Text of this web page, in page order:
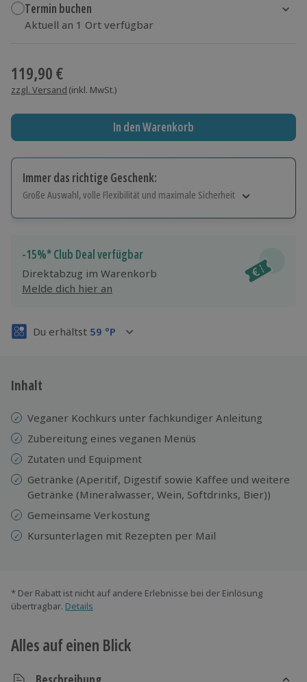
Termin buchen
Aktuell an 1 Ort verfügbar
119,90 €
zzgl. Versand (inkl. MwSt.)
In den Warenkorb
Immer das richtige Geschenk:
Große Auswahl, volle Flexibilität und maximale Sicherheit
Jeder Gutschein für alle Erlebnisse einlösbar.
Maximale Sicherheit
3 Jahre gültig & verlängerbar.
-15%* Club Deal verfügbar
Direktabzug im Warenkorb
Melde dich hier an
Du erhältst 59 °P
Inhalt
Veganer Kochkurs unter fachkundiger Anleitung
Zubereitung eines veganen Menüs
Zutaten und Equipment
Getränke (Aperitif, Digestif sowie Kaffee und weitere
Getränke (Mineralwasser, Wein, Softdrinks, Bier))
Gemeinsame Verkostung
Kursunterlagen mit Rezepten per Mail
* Der Rabatt ist nicht auf andere Erlebnisse bei der Einlösung
übertragbar. Details
Alles auf einen Blick